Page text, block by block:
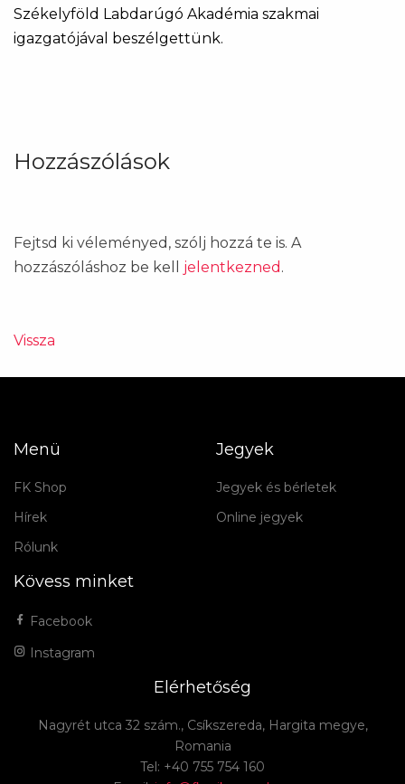
Székelyföld Labdarúgó Akadémia szakmai
igazgatójával beszélgettünk.
Hozzászólások
Fejtsd ki véleményed, szólj hozzá te is. A
hozzászóláshoz be kell jelentkezned .
Vissza
Menü
FK Shop
Hírek
Rólunk
Jegyek
Jegyek és bérletek
Online jegyek
Kövess minket
Facebook
Instagram
Elérhetőség
Nagyrét utca 32 szám., Csíkszereda, Hargita megye,
Romania
Tel: +40 755 754 160